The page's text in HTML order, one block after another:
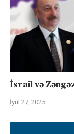
İsrail və
İyul 27, 2025